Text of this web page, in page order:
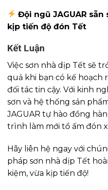
Đội ngũ JAGUAR
kịp tiến độ đón Tết
Kết Luận
Việc sơn nhà dịp Tết sẽ
quả khi bạn có kế hoạch
đối tác tin cậy. Với kinh
sơn và hệ thống sản
JAGUAR tự hào đồng
trình làm mới tổ ấm đón
Hãy liên hệ ngay với
pháp sơn nhà dịp Tết
kiệm, vừa kịp tiến độ!